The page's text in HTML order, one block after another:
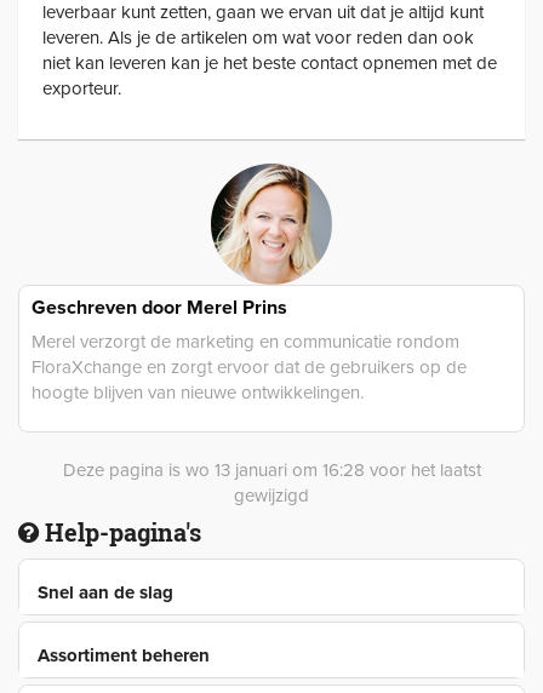
leverbaar kunt zetten, gaan we ervan uit dat je altijd kunt
leveren. Als je de artikelen om wat voor reden dan ook
niet kan leveren kan je het beste contact opnemen met de
exporteur.
Geschreven door Merel Prins
Merel verzorgt de marketing en communicatie rondom
FloraXchange en zorgt ervoor dat de gebruikers op de
hoogte blijven van nieuwe ontwikkelingen.
Deze pagina is wo 13 januari om 16:28 voor het laatst
gewijzigd
Help-pagina's
Snel aan de slag
Assortiment beheren